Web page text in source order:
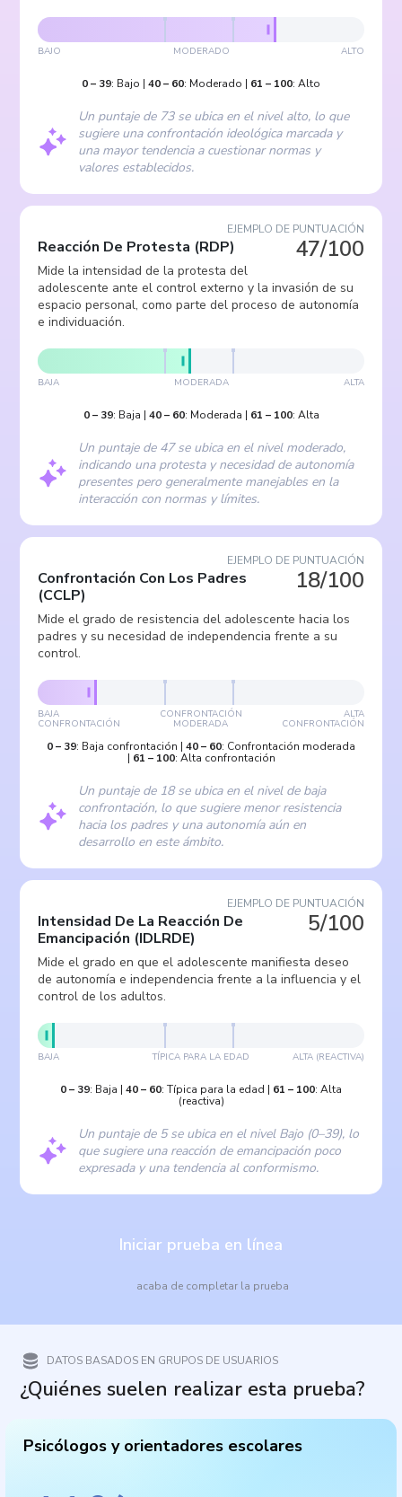
BAJO MODERADO ALTO
0– 39: Bajo | 40– 60: Moderado | 61 – 100: Alto
Un puntaje de 73 se ubica en el nivel alto, lo que
sugiere una confrontación ideológica marcada y
una mayor tendencia a cuestionar normas y
valores establecidos.
EJEMPLO DE PUNTUACIÓN
47/100
Reacción De Protesta (RDP)
Mide la intensidad de la protesta del
adolescente ante el control externo y la invasión de su
espacio personal, como parte del proceso de autonomía
e individuación.
BAJA MODERADA ALTA
0– 39: Baja | 40– 60: Moderada | 61 – 100: Alta
Un puntaje de 47 se ubica en el nivel moderado,
indicando una protesta y necesidad de autonomía
presentes pero generalmente manejables en la
interacción con normas y límites.
EJEMPLO DE PUNTUACIÓN
18/100
Confrontación Con Los Padres
(CCLP)
Mide el grado de resistencia del adolescente hacia los
padres y su necesidad de independencia frente a su
control.
BAJA
CONFRONTACIÓN
CONFRONTACIÓN
MODERADA
ALTA
CONFRONTACIÓN
0– 39: Baja confrontación | 40– 60: Confrontación moderada
| 61 – 100: Alta confrontación
Un puntaje de 18 se ubica en el nivel de baja
confrontación, lo que sugiere menor resistencia
hacia los padres y una autonomía aún en
desarrollo en este ámbito.
EJEMPLO DE PUNTUACIÓN
5/100
Intensidad De La Reacción De
Emancipación (IDLRDE)
Mide el grado en que el adolescente manifiesta deseo
de autonomía e independencia frente a la influencia y el
control de los adultos.
BAJA TÍPICA PARA LA EDAD ALTA (REACTIVA)
0– 39: Baja | 40– 60: Típica para la edad | 61 – 100: Alta
(reactiva)
Un puntaje de 5 se ubica en el nivel Bajo (0–39), lo
que sugiere una reacción de emancipación poco
expresada y una tendencia al conformismo.
Iniciar prueba en línea
acaba de completar la prueba
DATOS BASADOS EN GRUPOS DE USUARIOS
¿Quiénes suelen realizar esta prueba?
Psicólogos y orientadores escolares